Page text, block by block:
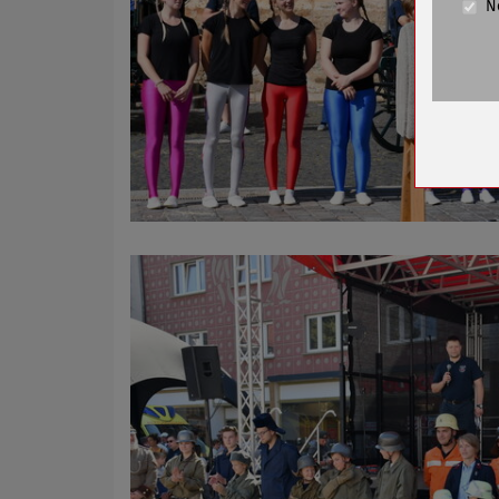
Cookie
Name
Anbieter
Zweck
Cookie
Cookie